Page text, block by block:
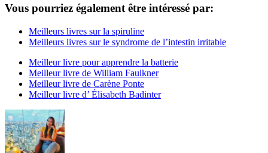
Vous pourriez également être intéressé par:
Meilleurs livres sur la spiruline
Meilleurs livres sur le syndrome de l’intestin irritable
Meilleur livre pour apprendre la batterie
Meilleur livre de William Faulkner
Meilleur livre de Carène Ponte
Meilleur livre d’ Élisabeth Badinter